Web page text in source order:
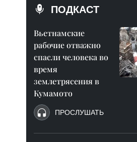
ПОДКАСТ
Вьетнамские
рабочие отважно
спасли человека во
время
землетрясения в
Кумамото
ПРОСЛУШАТЬ